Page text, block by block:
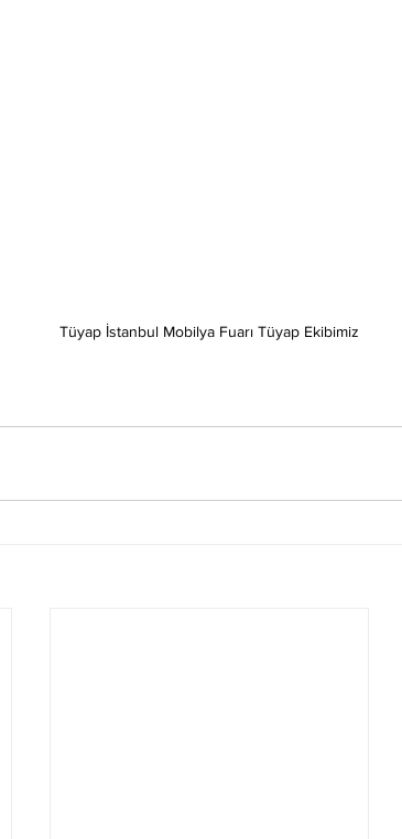
Tüyap İstanbul Mobilya Fuarı Tüyap Ekibimiz